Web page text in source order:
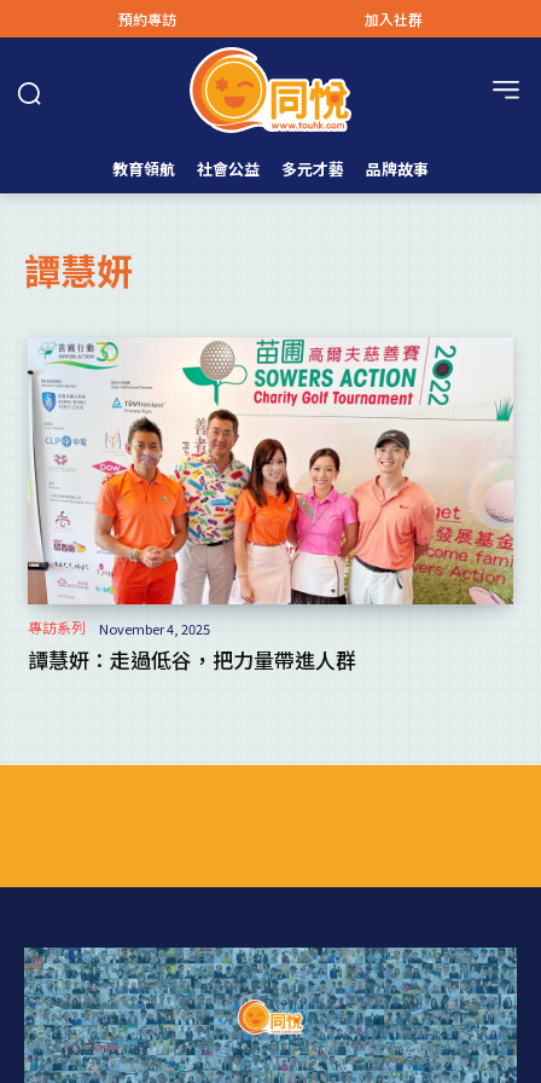
預約專訪 加入社群
教育領航 社會公益 多元才藝 品牌故事
譚慧妍
專訪系列 November 4, 2025
譚慧妍：走過低谷，把力量帶進人群